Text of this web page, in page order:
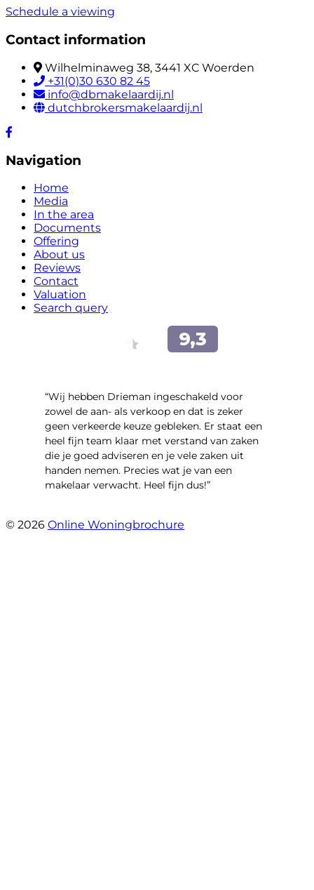
Schedule a viewing
Contact information
Wilhelminaweg 38, 3441 XC Woerden
+31(0)30 630 82 45
info@dbmakelaardij.nl
dutchbrokersmakelaardij.nl
Navigation
Home
Media
In the area
Documents
Offering
About us
Reviews
Contact
Valuation
Search query
“Wij hebben Drieman ingeschakeld voor
zowel de aan- als verkoop en dat is zeker
geen verkeerde keuze gebleken. Er staat een
heel fijn team klaar met verstand van zaken
die je goed adviseren en je vele zaken uit
handen nemen. Precies wat je van een
makelaar verwacht. Heel fijn dus!”
© 2026 Online Woningbrochure